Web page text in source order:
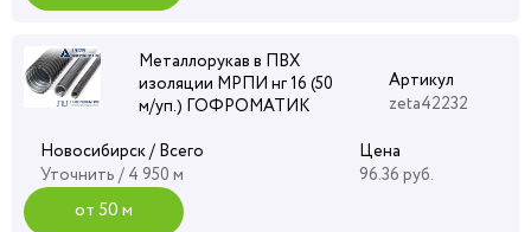
Металлорукав в ПВХ
изоляции МРПИ нг 16 (50
м/уп.) ГОФРОМАТИК
Артикул
zeta42232
Новосибирск / Всего
Уточнить / 4 950 м
Цена
96.36 руб.
от 50 м